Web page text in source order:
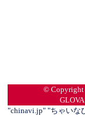
© Copyright
"chinavi.jp" "ちゃいな